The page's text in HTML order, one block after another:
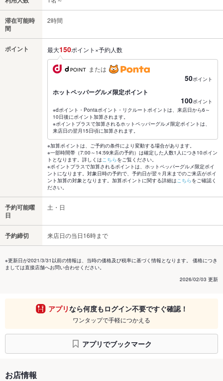
滞在可能時
間
2時間
ポイント 最大150ポイント×予約人数
または
50ポイント
ホットペッパーグルメ限定ポイント
100ポイント
※dポイント・Pontaポイント・リクルートポイントは、来店日から6～
10日後にポイント加算されます。
※ポイントプラスで加算されるホットペッパーグルメ限定ポイントは、
来店日の翌月15日頃に加算されます。
※加算ポイントは、ご予約の条件により変動する場合があります。
※一部時間帯（7:00～14:59来店の予約）は確定した人数1人につき10ポイン
トとなります。詳しくはこちらをご覧ください。
※ポイントプラスで加算されるポイントは、ホットペッパーグルメ限定ポイ
ントになります。対象日時の予約で、予約日が翌々月末までのご来店がポイ
ント加算の対象となります。加算ポイントに関する詳細はこちらをご確認く
ださい。
予約可能曜
日
土・日
予約締切 来店日の当日16時まで
※更新日が2021/3/31以前の情報は、当時の価格及び税率に基づく情報となります。 価格につき
ましては直接店舗へお問い合わせください。
2026/02/03 更新
アプリなら何度もログイン不要ですぐ確認！
ワンタップで手軽につかえる
アプリでブックマーク
お店情報